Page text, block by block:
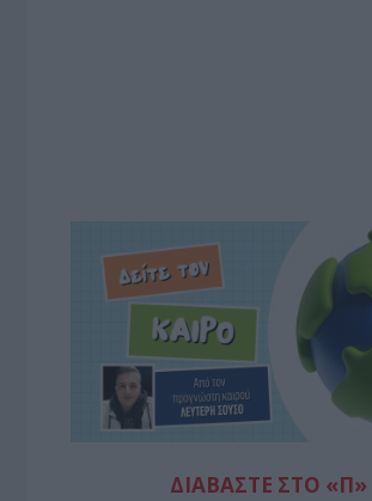
ΔΙΑΒΆΣΤΕ ΣΤΟ «Π»